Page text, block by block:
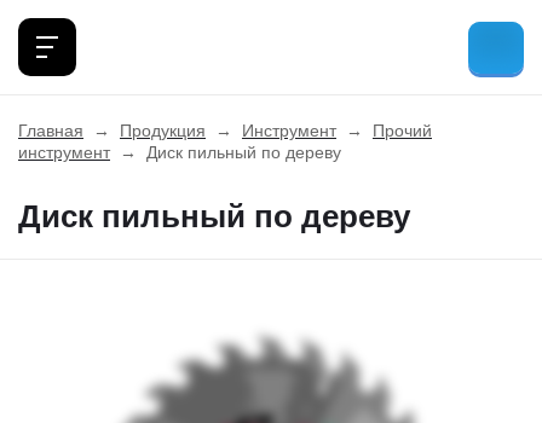
Главная → Продукция → Инструмент →
Прочий
инструмент
→ Диск пильный по дереву
Диск пильный по дереву